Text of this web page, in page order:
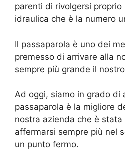
parenti di rivolgersi
idraulica che è la numero
Il passaparola è uno dei
premesso di arrivare alla
sempre più grande il
Ad oggi, siamo in grado di
passaparola è la migliore
nostra azienda che è
affermarsi sempre più nel
un punto fermo.